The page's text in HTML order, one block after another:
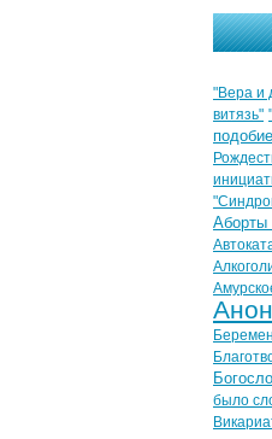
"Вера и
витязь"
Аборты
было